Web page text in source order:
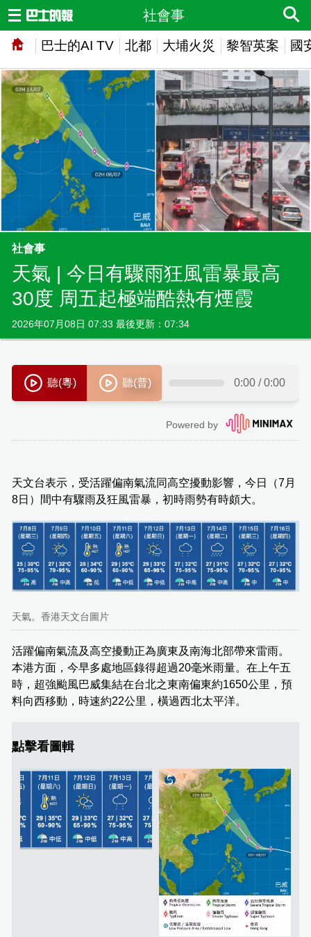
巴士的AI TV 北都 大埔火災 黎智英案 國
社會事
社會事
天氣 | 今日有驟雨狂風雷暴最高
30度 周五起極端酷熱有煙霞
2026年07月08日 07:33 最後更新：07:34
天文台表示，受活躍偏南氣流同高空擾動影響，今日（7月
8日）間中有驟雨及狂風雷暴，初時雨勢有時頗大。
天氣。香港天文台圖片
活躍偏南氣流及高空擾動正為廣東及南海北部帶來雷雨。
本港方面，今早多處地區錄得超過20毫米雨量。在上午五
時，超強颱風巴威集結在台北之東南偏東約1650公里，預
料向西移動，時速約22公里，橫過西北太平洋。
點擊看圖輯